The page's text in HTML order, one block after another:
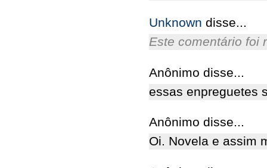
Unknown disse...
Este comentário foi
Anônimo disse...
essas enpreguetes
Anônimo disse...
Oi. Novela e assim